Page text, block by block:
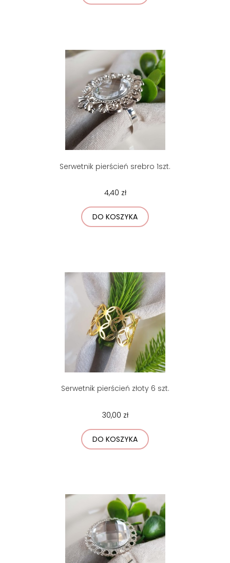
Serwetnik pierścień srebro 1szt.
4,40 zł
DO KOSZYKA
Serwetnik pierścień złoty 6 szt.
30,00 zł
DO KOSZYKA